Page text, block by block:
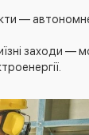
—
заходи —